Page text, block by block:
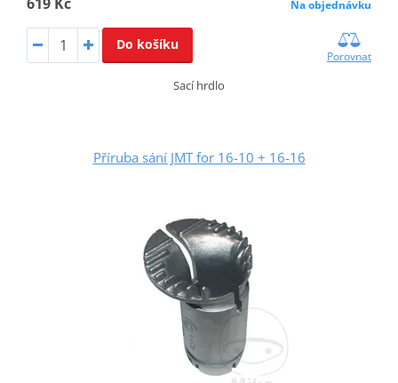
Na objednávku
Do košíku
Porovnat
Sací hrdlo
Příruba sání JMT for 16-10 + 16-16